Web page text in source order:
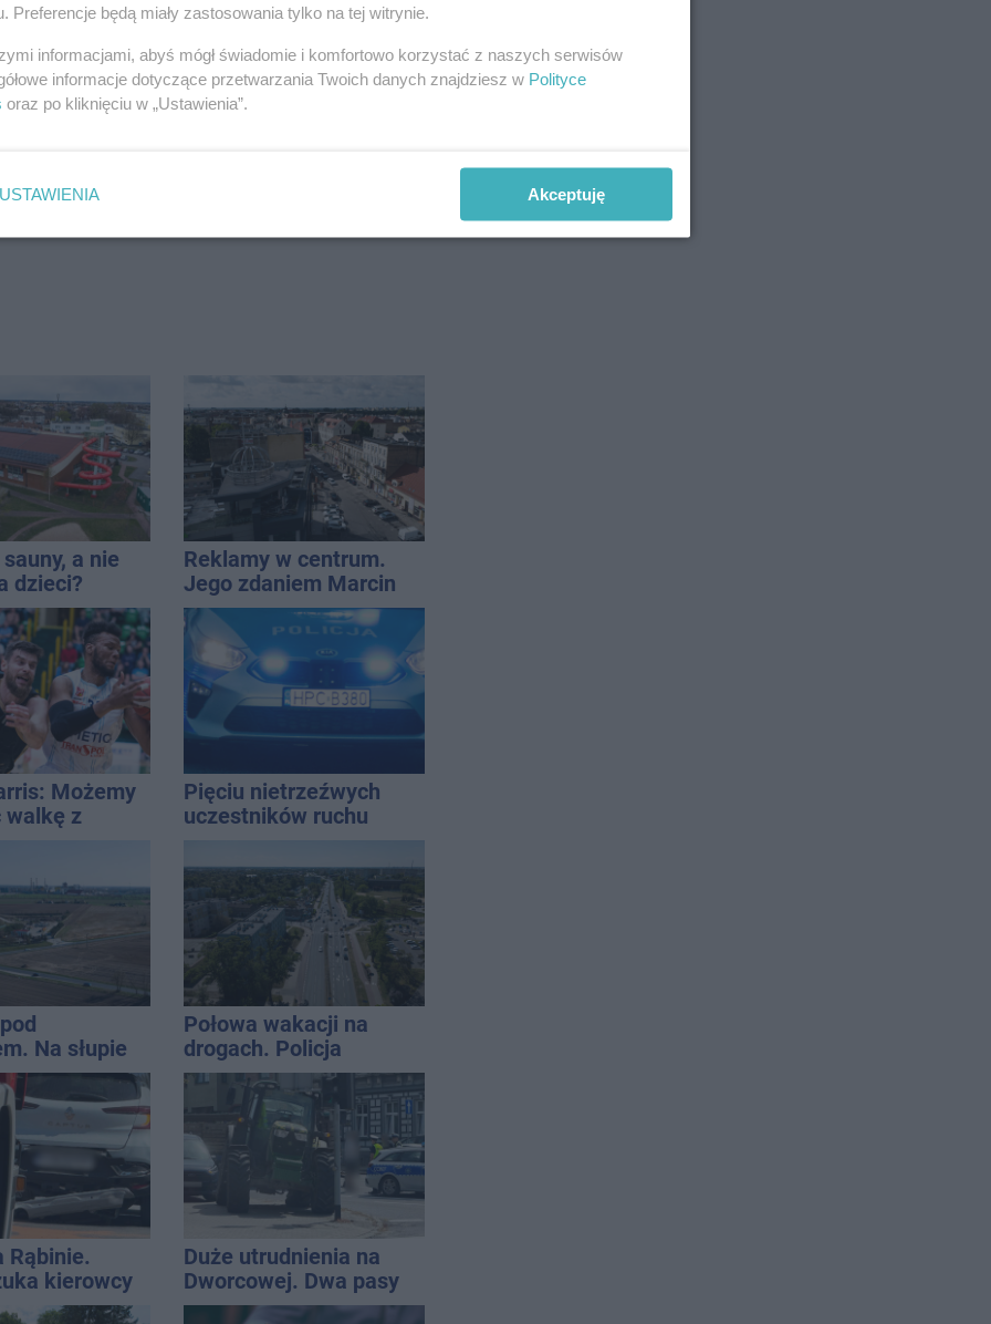
a nie
dzieci?
Reklamy w centrum.
Jego zdaniem Marcin
Wroński jest w błędzie
[akt.]
Możemy
walkę z
Pięciu nietrzeźwych
uczestników ruchu
Rekordzista miał 2,6
Na słupie
ciało
Połowa wakacji na
drogach. Policja
podsumowała lipiec
Rąbinie.
kierowcy
Duże utrudnienia na
Dworcowej. Dwa pasy
blokowała przyczepa od
Preferencje będą miały zastosowania tylko na tej witrynie.
informacjami, abyś mógł świadomie i komfortowo korzystać z naszych serwisów
informacje dotyczące przetwarzania Twoich danych znajdziesz w Polityce
oraz po kliknięciu w „Ustawienia”.
USTAWIENIA Akceptuję